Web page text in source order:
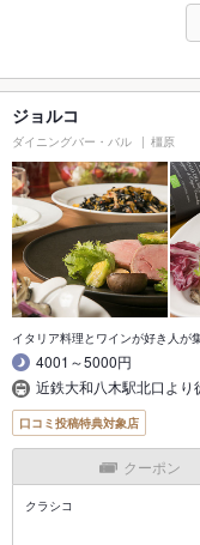
ジョルコ
ダイニングバー・バル 橿原
イタリア料理とワインが好き人が
4001～5000円
近鉄大和八木駅北口より
口コミ投稿特典対象店
クーポン
クラシコ